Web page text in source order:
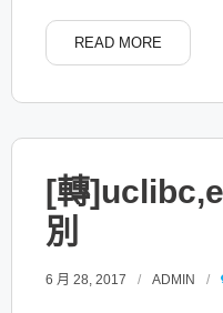
READ MORE
[轉
別
6 月 28, 2017 ADMIN